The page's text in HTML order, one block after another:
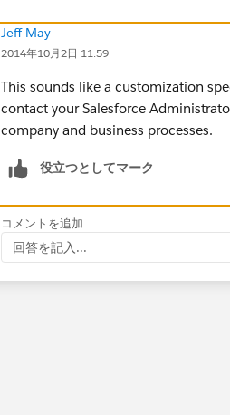
Jeff May
2014年10月2日 11:59
This sounds like a customization
contact your Salesforce
company and business processes.
役立つとしてマーク
コメントを追加
回答を記入...